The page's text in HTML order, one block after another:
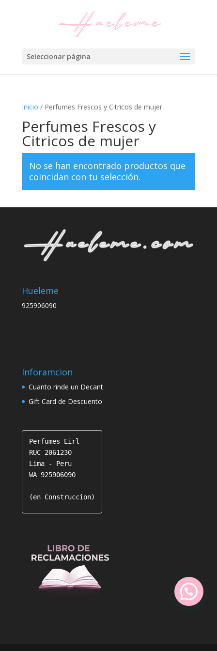
Seleccionar página
Inicio / Perfumes Frescos y Citricos de mujer
Perfumes Frescos y
Citricos de mujer
No se han encontrado productos que
coincidan con tu selección.
Hueleme
925906090
Inforamcion
Cuanto rinde un Decant
Gift Card de Descuento
Perfumes Eirl
RUC 2061230
Lima - Peru
WA 925906090
(en Construccion)